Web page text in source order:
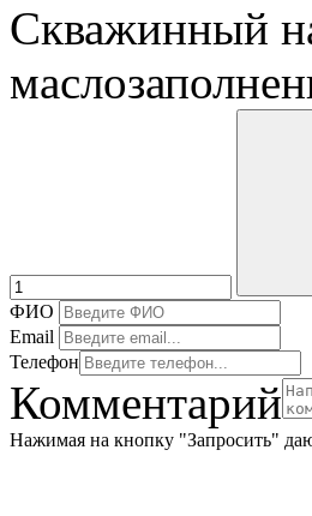
Скважинный
ФИО
Email
Телефон
Комментарий
Нажимая на кнопку "Запросить"